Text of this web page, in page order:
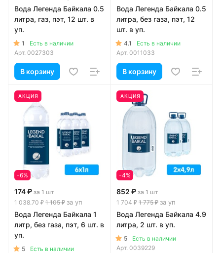
Вода Легенда Байкала 0.5
литра, газ, пэт, 12 шт. в
уп.
1
Есть в наличии
Арт. 0027303
В корзину
Вода Легенда Байкала 0.5
литра, без газа, пэт, 12
шт. в уп.
4.1
Есть в наличии
Арт. 0011033
В корзину
АКЦИЯ
-6%
174 ₽ за 1 шт
1 038.70 ₽ 1 105 ₽ за уп
Вода Легенда Байкала 1
литр, без газа, пэт, 6 шт. в
уп.
5
Есть в наличии
АКЦИЯ
-4%
852 ₽ за 1 шт
1 704 ₽ 1 775 ₽ за уп
Вода Легенда Байкала 4.9
литра, 2 шт. в уп.
5
Есть в наличии
Арт. 0039229